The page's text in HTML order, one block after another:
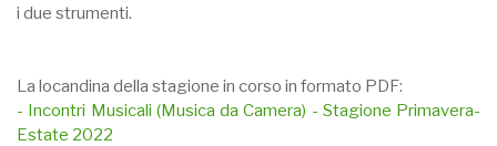
i due strumenti.
La locandina della stagione in corso in formato PDF:
- Incontri Musicali (Musica da Camera) - Stagione Primavera-
Estate 2022